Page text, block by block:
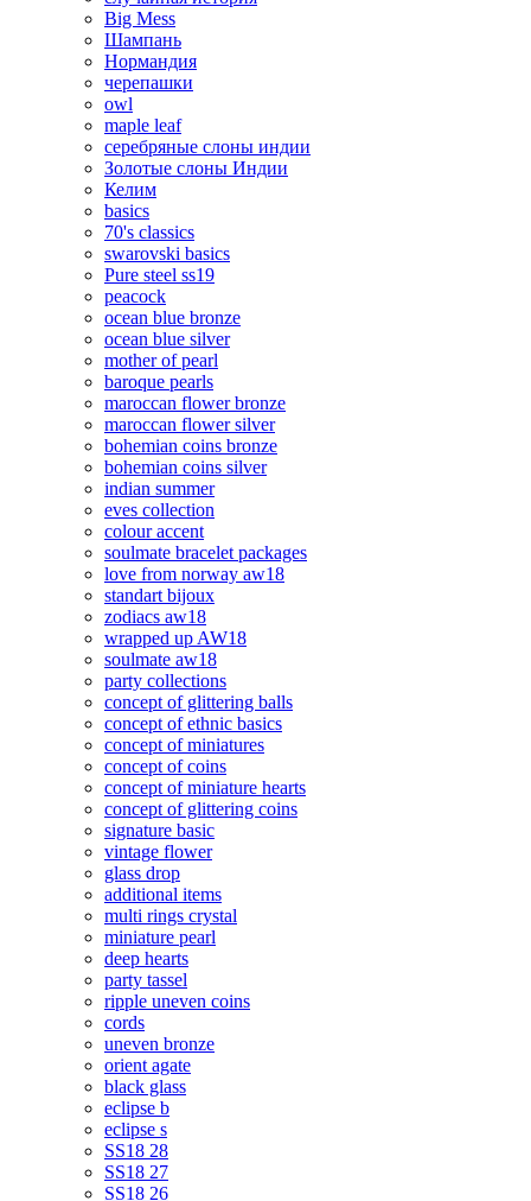
Big Mess
Шампань
Нормандия
черепашки
owl
maple leaf
серебряные слоны индии
Золотые слоны Индии
Келим
basics
70's classics
swarovski basics
Pure steel ss19
peacock
ocean blue bronze
ocean blue silver
mother of pearl
baroque pearls
maroccan flower bronze
maroccan flower silver
bohemian coins bronze
bohemian coins silver
indian summer
eves collection
colour accent
soulmate bracelet packages
love from norway aw18
standart bijoux
zodiacs aw18
wrapped up AW18
soulmate aw18
party collections
concept of glittering balls
concept of ethnic basics
concept of miniatures
concept of coins
concept of miniature hearts
concept of glittering coins
signature basic
vintage flower
glass drop
additional items
multi rings crystal
miniature pearl
deep hearts
party tassel
ripple uneven coins
cords
uneven bronze
orient agate
black glass
eclipse b
eclipse s
SS18 28
SS18 27
SS18 26